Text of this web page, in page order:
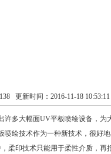
138 更新时间：2016-11-18
多大幅面UV平板喷绘设备，为
技术作为一种新技术，很好地
印技术只能用于柔性介质，再